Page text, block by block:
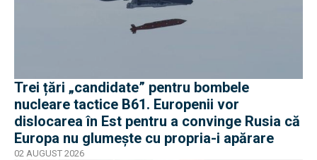
Trei țări „candidate” pentru bombele
nucleare tactice B61. Europenii vor
dislocarea în Est pentru a convinge Rusia că
Europa nu glumește cu propria-i apărare
02 AUGUST 2026